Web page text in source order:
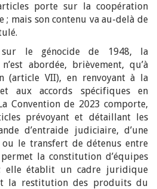
porte sur la coopération
mais son contenu va au-delà de
sur le génocide de 1948, la
abordée, brièvement, qu’à
(article VII), en renvoyant à la
aux accords spécifiques en
Convention de 2023 comporte,
prévoyant et détaillant les
d’entraide judiciaire, d’une
ou le transfert de détenus entre
la constitution d’équipes
; elle établit un cadre juridique
la restitution des produits du